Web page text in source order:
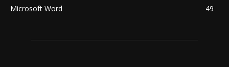
Microsoft Word
49